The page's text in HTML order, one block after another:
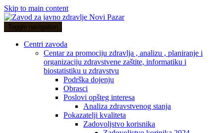
Skip to main content
Toggle navigation
Centri zavoda
Centar za promociju zdravlja , analizu , planiranje i
organizaciju zdravstvene zaštite, informatiku i
biostatistiku u zdravstvu
Podrška dojenju
Obrasci
Poslovi opšteg interesa
Analiza zdravstvenog stanja
Pokazatelji kvaliteta
Zadovoljstvo korisnika